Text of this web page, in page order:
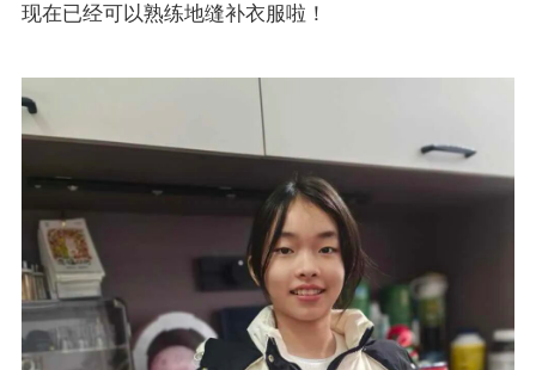
现在已经可以熟练地缝补衣服啦！